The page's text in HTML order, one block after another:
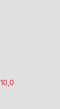
10,0